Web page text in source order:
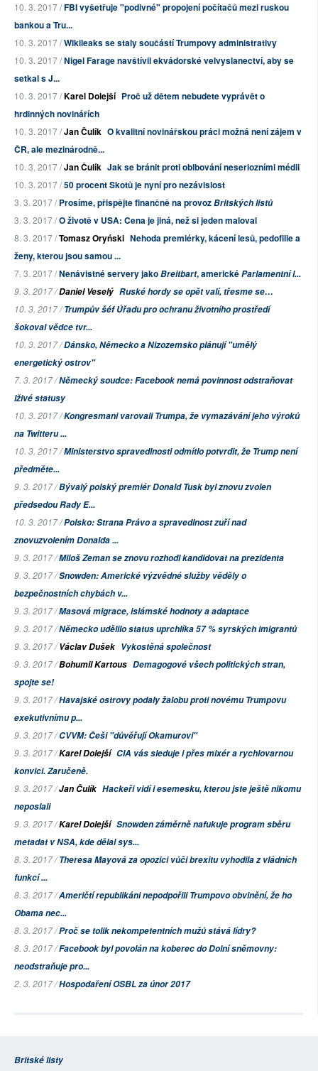
10. 3. 2017 /FBI vyšetřuje "podivné" propojení počítačů mezi ruskou
bankou a Tru...
10. 3. 2017 /Wikileaks se staly součástí Trumpovy administrativy
10. 3. 2017 /Nigel Farage navštívil ekvádorské velvyslanectví, aby se
setkal s J...
10. 3. 2017 /Karel Dolejší Proč už dětem nebudete vyprávět o
hrdinných novinářích
10. 3. 2017 /Jan Čulík O kvalitní novinářskou práci možná není zájem v
ČR, ale mezinárodně...
10. 3. 2017 /Jan Čulík Jak se bránit proti oblbování neseriozními médii
10. 3. 2017 /50 procent Skotů je nyní pro nezávislost
3. 3. 2017 /Prosíme, přispějte finančně na provozBritských listů
3. 3. 2017 /O životě v USA: Cena je jiná, než si jeden maloval
8. 3. 2017 /Tomasz Oryński Nehoda premiérky, kácení lesů, pedofilie a
ženy, kterou jsou samou ...
7. 3. 2017 /Nenávistné servery jakoBreitbart, americkéParlamentní l...
9. 3. 2017 /Daniel Veselý Ruské hordy se opět valí, třesme se…
10. 3. 2017 /Trumpův šéf Úřadu pro ochranu životního prostředí
šokoval vědce tvr...
10. 3. 2017 /Dánsko, Německo a Nizozemsko plánují "umělý
energetický ostrov"
7. 3. 2017 /Německý soudce: Facebook nemá povinnost odstraňovat
lživé statusy
10. 3. 2017 /Kongresmani varovali Trumpa, že vymazávání jeho výroků
na Twitteru ...
10. 3. 2017 /Ministerstvo spravedlnosti odmítlo potvrdit, že Trump není
předměte...
9. 3. 2017 /Bývalý polský premiér Donald Tusk byl znovu zvolen
předsedou Rady E...
10. 3. 2017 /Polsko: Strana Právo a spravedlnost zuří nad
znovuzvolením Donalda ...
9. 3. 2017 /Miloš Zeman se znovu rozhodl kandidovat na prezidenta
9. 3. 2017 /Snowden: Americké výzvědné služby věděly o
bezpečnostních chybách v...
9. 3. 2017 /Masová migrace, islámské hodnoty a adaptace
9. 3. 2017 /Německo udělilo status uprchlíka 57 % syrských imigrantů
9. 3. 2017 /Václav Dušek Vykostěná společnost
9. 3. 2017 /Bohumil Kartous Demagogové všech politických stran,
spojte se!
9. 3. 2017 /Havajské ostrovy podaly žalobu proti novému Trumpovu
exekutivnímu p...
9. 3. 2017 /CVVM: Češi "důvěřují Okamurovi"
9. 3. 2017 /Karel Dolejší CIA vás sleduje i přes mixér a rychlovarnou
konvici. Zaručeně.
9. 3. 2017 /Jan Čulík Hackeři vidí i esemesku, kterou jste ještě nikomu
neposlali
9. 3. 2017 /Karel Dolejší Snowden záměrně nafukuje program sběru
metadat v NSA, kde dělal sys...
8. 3. 2017 /Theresa Mayová za opozici vůči brexitu vyhodila z vládních
funkcí ...
8. 3. 2017 /Američtí republikáni nepodpořili Trumpovo obvinění, že ho
Obama nec...
8. 3. 2017 /Proč se tolik nekompetentních mužů stává lídry?
8. 3. 2017 /Facebook byl povolán na koberec do Dolní sněmovny:
neodstraňuje pro...
2. 3. 2017 /Hospodaření OSBL za únor 2017
Britské listy